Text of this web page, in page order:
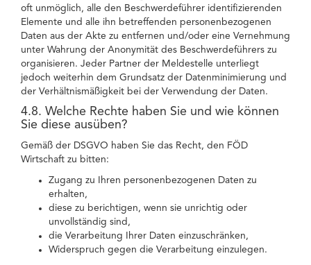
oft unmöglich, alle den Beschwerdeführer identifizierenden
Elemente und alle ihn betreffenden personenbezogenen
Daten aus der Akte zu entfernen und/oder eine Vernehmung
unter Wahrung der Anonymität des Beschwerdeführers zu
organisieren. Jeder Partner der Meldestelle unterliegt
jedoch weiterhin dem Grundsatz der Datenminimierung und
der Verhältnismäßigkeit bei der Verwendung der Daten.
4.8. Welche Rechte haben Sie und wie können
Sie diese ausüben?
Gemäß der DSGVO haben Sie das Recht, den FÖD
Wirtschaft zu bitten:
Zugang zu Ihren personenbezogenen Daten zu
erhalten,
diese zu berichtigen, wenn sie unrichtig oder
unvollständig sind,
die Verarbeitung Ihrer Daten einzuschränken,
Widerspruch gegen die Verarbeitung einzulegen.